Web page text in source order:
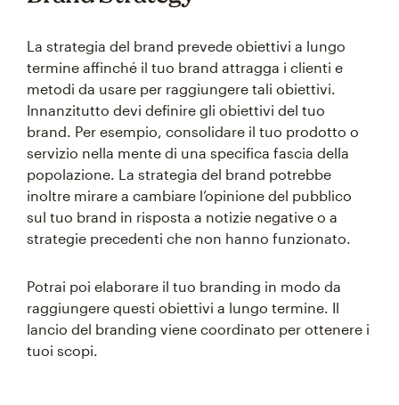
La strategia del brand prevede obiettivi a lungo
termine affinché il tuo brand attragga i clienti e
metodi da usare per raggiungere tali obiettivi.
Innanzitutto devi definire gli obiettivi del tuo
brand. Per esempio, consolidare il tuo prodotto o
servizio nella mente di una specifica fascia della
popolazione. La strategia del brand potrebbe
inoltre mirare a cambiare l’opinione del pubblico
sul tuo brand in risposta a notizie negative o a
strategie precedenti che non hanno funzionato.
Potrai poi elaborare il tuo branding in modo da
raggiungere questi obiettivi a lungo termine. Il
lancio del branding viene coordinato per ottenere i
tuoi scopi.